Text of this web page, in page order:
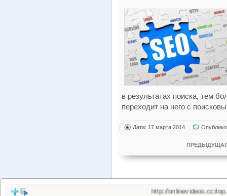
в результатах поиска, тем
переходит на него с
Дата: 17 марта 2014
http://onlinevideos.cc/top.php